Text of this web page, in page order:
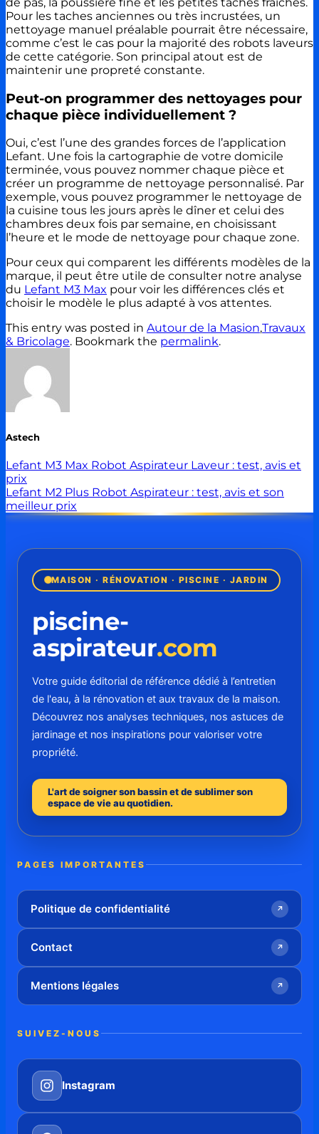
Pour les taches anciennes ou très incrustées, un
nettoyage manuel préalable pourrait être nécessaire,
comme c’est le cas pour la majorité des robots laveurs
de cette catégorie. Son principal atout est de
maintenir une propreté constante.
Peut-on programmer des nettoyages pour
chaque pièce individuellement ?
Oui, c’est l’une des grandes forces de l’application
Lefant. Une fois la cartographie de votre domicile
terminée, vous pouvez nommer chaque pièce et
créer un programme de nettoyage personnalisé. Par
exemple, vous pouvez programmer le nettoyage de
la cuisine tous les jours après le dîner et celui des
chambres deux fois par semaine, en choisissant
l’heure et le mode de nettoyage pour chaque zone.
Pour ceux qui comparent les différents modèles de la
marque, il peut être utile de consulter notre analyse
du Lefant M3 Max pour voir les différences clés et
choisir le modèle le plus adapté à vos attentes.
This entry was posted in Autour de la Masion,Travaux
& Bricolage. Bookmark the permalink.
Astech
Lefant M3 Max Robot Aspirateur Laveur : test, avis et
prix
Lefant M2 Plus Robot Aspirateur : test, avis et son
meilleur prix
MAISON · RÉNOVATION · PISCINE · JARDIN
piscine-
aspirateur.com
Votre guide éditorial de référence dédié à l’entretien
de l'eau, à la rénovation et aux travaux de la maison.
Découvrez nos analyses techniques, nos astuces de
jardinage et nos inspirations pour valoriser votre
propriété.
L'art de soigner son bassin et de sublimer son
espace de vie au quotidien.
PAGES IMPORTANTES
Politique de confidentialité ↗
Contact ↗
Mentions légales ↗
SUIVEZ-NOUS
Instagram